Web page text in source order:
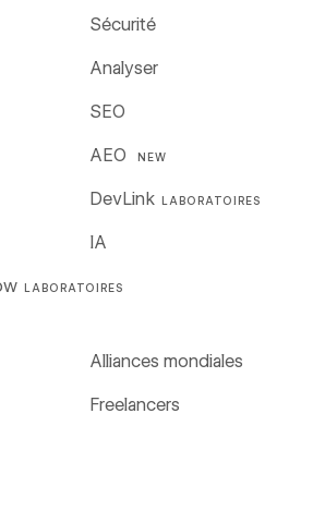
Sécurité
Analyser
SEO
AEO NEW
DevLink LABORATOIRES
LABORATOIRES
IA
Alliances mondiales
Freelancers